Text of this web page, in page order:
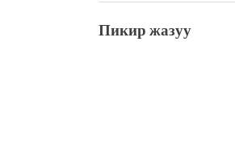
Пикир жазуу